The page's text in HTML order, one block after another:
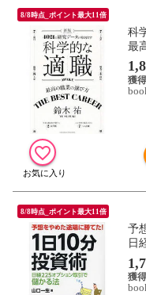
8/8時点_ポイント最大11倍
科
最
8/8時点_ポイント最大11倍
予
日
生